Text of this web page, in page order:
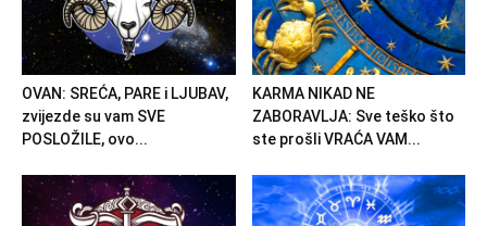
OVAN: SREĆA, PARE i LJUBAV,
zvijezde su vam SVE
POSLOŽILE, ovo...
KARMA NIKAD NE
ZABORAVLJA: Sve teško što
ste prošli VRAĆA VAM...